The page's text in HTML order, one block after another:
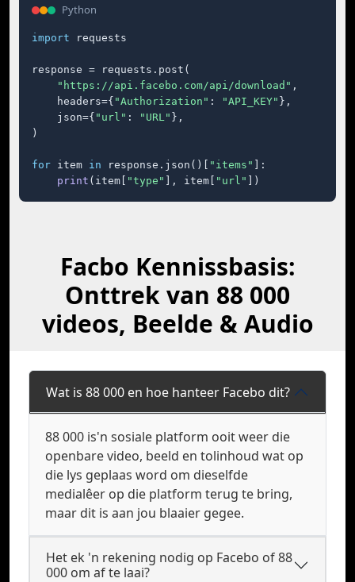
Python
import requests
response = requests.post(
"https://api.facebo.com/api/download" ,
    headers={
"Authorization" : "API_KEY" },
    json={
"url" : "URL" },
)
for item in response.json()[ "items"
]:
print (item[ "type" ], item[ "url" ])
Facbo Kennissbasis:
Onttrek van 88 000
videos, Beelde & Audio
Wat is 88 000 en hoe hanteer Facebo dit?
88 000 is'n sosiale platform ooit weer die
openbare video, beeld en tolinhoud wat op
die lys geplaas word om dieselfde
medialêer op die platform terug te bring,
maar dit is aan jou blaaier gegee.
Het ek 'n rekening nodig op Facebo of 88
000 om af te laai?